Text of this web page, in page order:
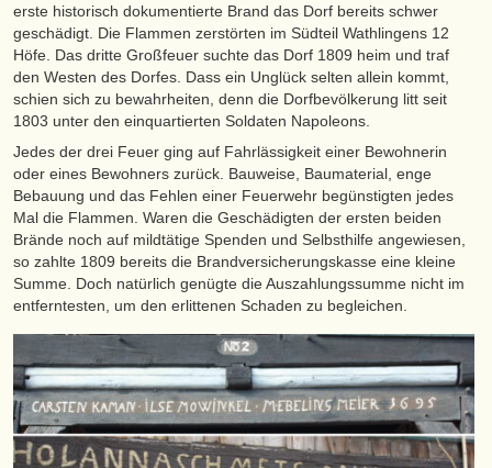
erste historisch dokumentierte Brand das Dorf bereits schwer
geschädigt. Die Flammen zerstörten im Südteil Wathlingens 12
Höfe. Das dritte Großfeuer suchte das Dorf 1809 heim und traf
den Westen des Dorfes. Dass ein Unglück selten allein kommt,
schien sich zu bewahrheiten, denn die Dorfbevölkerung litt seit
1803 unter den einquartierten Soldaten Napoleons.
Jedes der drei Feuer ging auf Fahrlässigkeit einer Bewohnerin
oder eines Bewohners zurück. Bauweise, Baumaterial, enge
Bebauung und das Fehlen einer Feuerwehr begünstigten jedes
Mal die Flammen. Waren die Geschädigten der ersten beiden
Brände noch auf mildtätige Spenden und Selbsthilfe angewiesen,
so zahlte 1809 bereits die Brandversicherungskasse eine kleine
Summe. Doch natürlich genügte die Auszahlungssumme nicht im
entferntesten, um den erlittenen Schaden zu begleichen.